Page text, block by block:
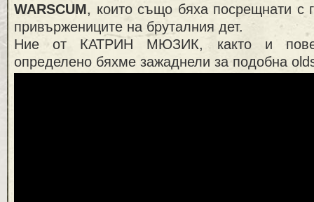
WARSCUM, които също бяха посрещнати с
привържениците на бруталния дет.
Ние от КАТРИН МЮЗИК, както и
определено бяхме зажаднели за подобна